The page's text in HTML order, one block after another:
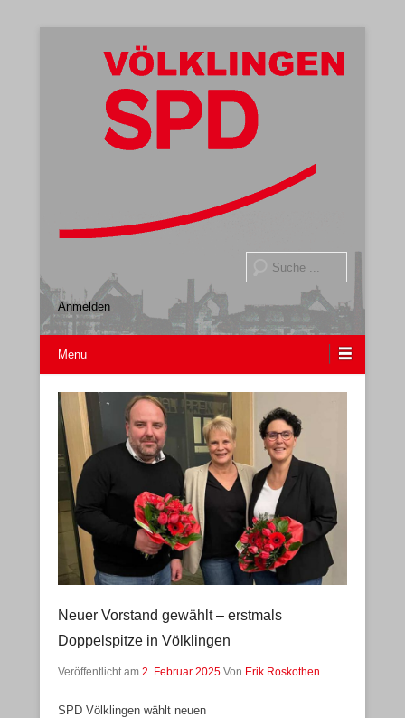
Anmelden
Menu
Neuer Vorstand gewählt – erstmals
Doppelspitze in Völklingen
Veröffentlicht am 2. Februar 2025 Von Erik Roskothen
SPD Völklingen wählt neuen